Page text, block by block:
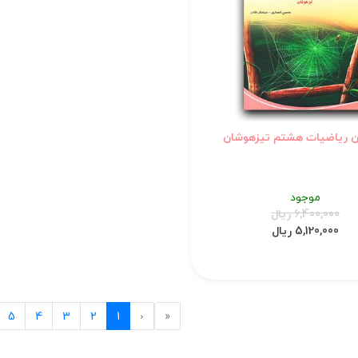
ریاضیات هشتم تیزهوشان
موجود
6,400,000 ریال
5,120,000 ریال
«
First
‹
Previous
1
2
3
4
5